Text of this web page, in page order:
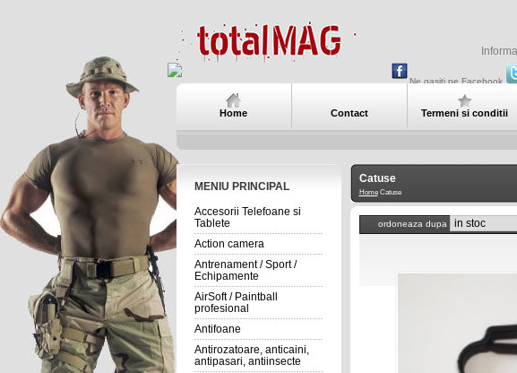
Ne gasiti pe Facebook
Home Contact Termeni si conditii
MENIU PRINCIPAL
Accesorii Telefoane si
Tablete
Action camera
Antrenament / Sport /
Echipamente
AirSoft / Paintball
profesional
Antifoane
Antirozatoare, anticaini,
antipasari, antiinsecte
Catuse
HomeCatuse
ordoneaza dupa